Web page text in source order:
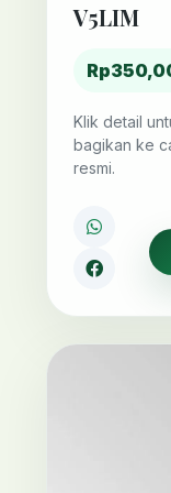
V5LIM
Klik detail
bagikan ke
resmi.